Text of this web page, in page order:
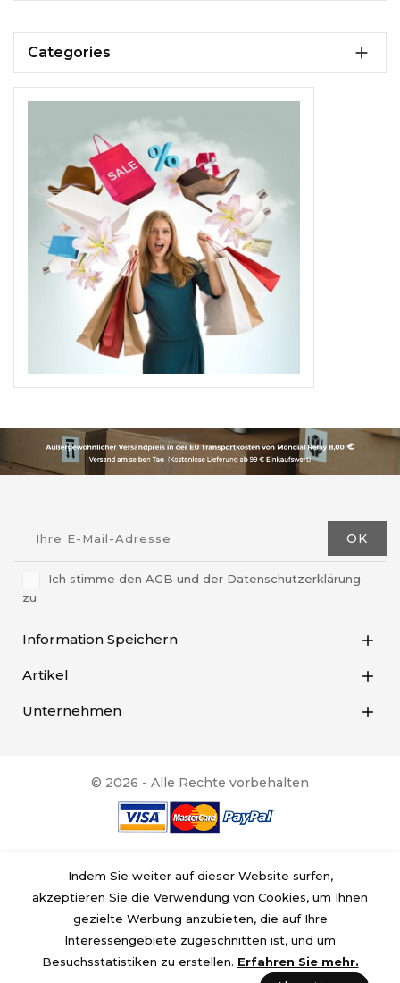
Categories 
Ich stimme den AGB und der Datenschutzerklärung
zu
Information Speichern 
Artikel 
Unternehmen 
© 2026 - Alle Rechte vorbehalten
Indem Sie weiter auf dieser Website surfen,
akzeptieren Sie die Verwendung von Cookies, um Ihnen
gezielte Werbung anzubieten, die auf Ihre
Interessengebiete zugeschnitten ist, und um
Besuchsstatistiken zu erstellen. Erfahren Sie mehr.